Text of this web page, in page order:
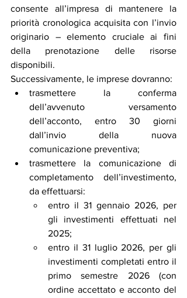
consente all’impresa di mantenere la
priorità cronologica acquisita con l’invio
originario – elemento cruciale ai fini
della prenotazione delle risorse
disponibili.
Successivamente, le imprese dovranno:
trasmettere la conferma
dell’avvenuto versamento
dell’acconto, entro 30 giorni
dall’invio della nuova
comunicazione preventiva;
trasmettere la comunicazione di
completamento dell’investimento,
da effettuarsi:
entro il 31 gennaio 2026, per
gli investimenti effettuati nel
2025;
entro il 31 luglio 2026, per gli
investimenti completati entro il
primo semestre 2026 (con
ordine accettato e acconto del